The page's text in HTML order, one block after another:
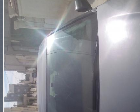
CAMIONS
PNEUS